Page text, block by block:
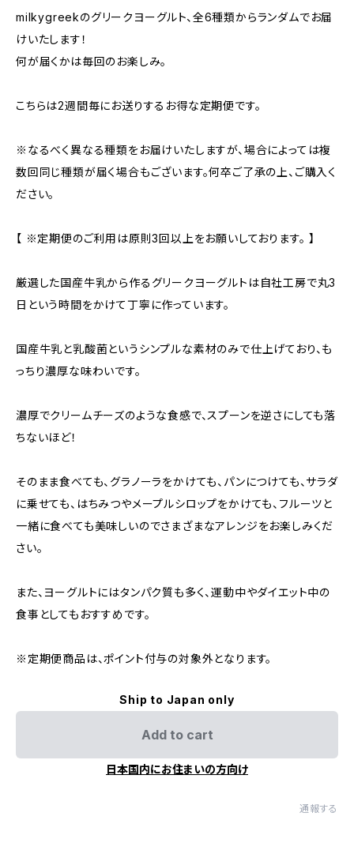
milkygreekのグリークヨーグルト、全6種類からランダムでお届
けいたします！
何が届くかは毎回のお楽しみ。
こちらは2週間毎にお送りするお得な定期便です。
※なるべく異なる種類をお届けいたしますが、場合によっては複
数回同じ種類が届く場合もございます。何卒ご了承の上、ご購入く
ださい。
【 ※定期便のご利用は原則3回以上をお願いしております。 】
厳選した国産牛乳から作るグリークヨーグルトは自社工房で丸3
日という時間をかけて丁寧に作っています。
国産牛乳と乳酸菌というシンプルな素材のみで仕上げており、も
っちり濃厚な味わいです。
濃厚でクリームチーズのような食感で、スプーンを逆さにしても落
ちないほど！
そのまま食べても、グラノーラをかけても、パンにつけても、サラダ
に乗せても、はちみつやメープルシロップをかけても、フルーツと
一緒に食べても美味しいのでさまざまなアレンジをお楽しみくだ
さい。
また、ヨーグルトにはタンパク質も多く、運動中やダイエット中の
食事としてもおすすめです。
※定期便商品は、ポイント付与の対象外となります。
Ship to Japan only
Add to cart
日本国内にお住まいの方向け
通報する